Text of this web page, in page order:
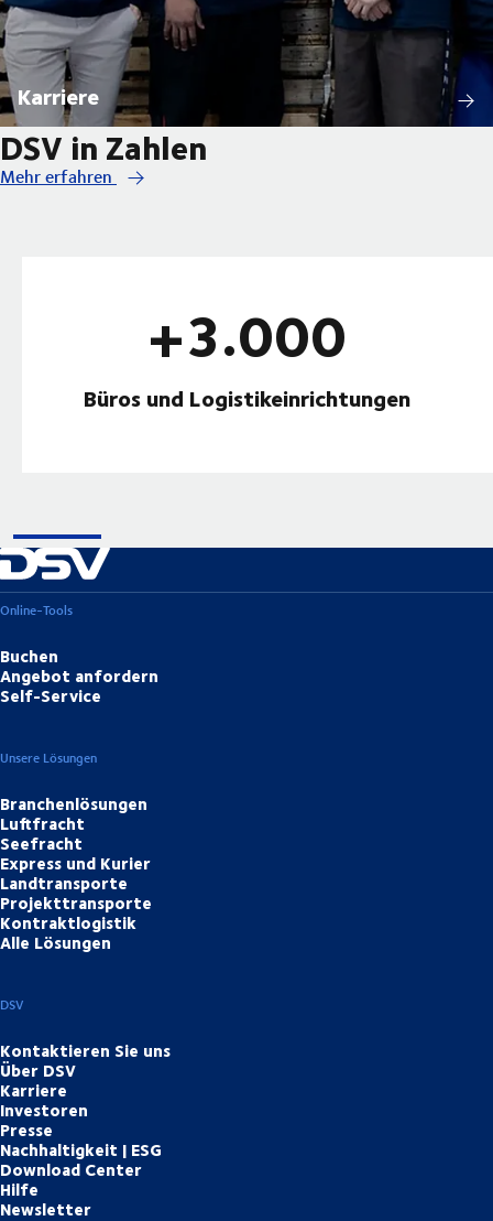
Karriere
DSV in Zahlen
Mehr erfahren
+3.000
Büros und Logistikeinrichtungen
Online-Tools
Buchen
Angebot anfordern
Self-Service
Unsere Lösungen
Branchenlösungen
Luftfracht
Seefracht
Express und Kurier
Landtransporte
Projekttransporte
Kontraktlogistik
Alle Lösungen
DSV
Kontaktieren Sie uns
Über DSV
Karriere
Investoren
Presse
Nachhaltigkeit | ESG
Download Center
Hilfe
Newsletter